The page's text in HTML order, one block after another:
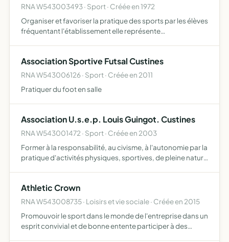
RNA W543003493 · Sport · Créée en 1972
Organiser et favoriser la pratique des sports par les élèves
fréquentant l'établissement elle représente
Association Sportive Futsal Custines
RNA W543006126 · Sport · Créée en 2011
Pratiquer du foot en salle
Association U.s.e.p. Louis Guingot. Custines
RNA W543001472 · Sport · Créée en 2003
Former à la responsabilité, au civisme, à l'autonomie par la
pratique d'activités physiques, sportives, de pleine nature
Athletic Crown
RNA W543008735 · Loisirs et vie sociale · Créée en 2015
Promouvoir le sport dans le monde de l'entreprise dans un
esprit convivial et de bonne entente participer à des